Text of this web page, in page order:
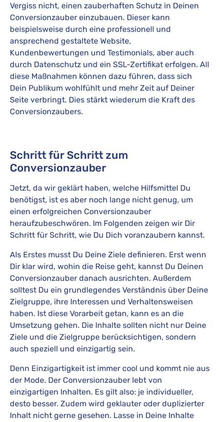
Vergiss nicht, einen zauberhaften Schutz in Deinen
Conversionzauber einzubauen. Dieser kann
beispielsweise durch eine professionell und
ansprechend gestaltete Website,
Kundenbewertungen und Testimonials, aber auch
durch Datenschutz und ein SSL-Zertifikat erfolgen. All
diese Maßnahmen können dazu führen, dass sich
Dein Publikum wohlfühlt und mehr Zeit auf Deiner
Seite verbringt. Dies stärkt wiederum die Kraft des
Conversionzaubers.
Schritt für Schritt zum
Conversionzauber
Jetzt, da wir geklärt haben, welche Hilfsmittel Du
benötigst, ist es aber noch lange nicht genug, um
einen erfolgreichen Conversionzauber
heraufzubeschwören. Im Folgenden zeigen wir Dir
Schritt für Schritt, wie Du Dich voranzaubern kannst.
Als Erstes musst Du Deine Ziele definieren. Erst wenn
Dir klar wird, wohin die Reise geht, kannst Du Deinen
Conversionzauber danach ausrichten. Außerdem
solltest Du ein grundlegendes Verständnis über Deine
Zielgruppe, ihre Interessen und Verhaltensweisen
haben. Ist diese Vorarbeit getan, kann es an die
Umsetzung gehen. Die Inhalte sollten nicht nur Deine
Ziele und die Zielgruppe berücksichtigen, sondern
auch speziell und einzigartig sein.
Denn Einzigartigkeit ist immer cool und kommt nie aus
der Mode. Der Conversionzauber lebt von
einzigartigen Inhalten. Es gilt also: je individueller,
desto besser. Zudem wird geklauter oder duplizierter
Inhalt nicht gerne gesehen. Lasse in Deine Inhalte